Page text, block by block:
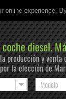
online experience.
diesel.
producción y
la elección de
Modelo